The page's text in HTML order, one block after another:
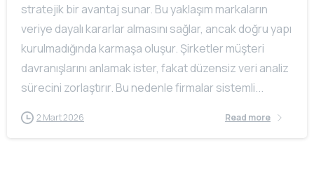
stratejik bir avantaj sunar. Bu yaklaşım markaların
veriye dayalı kararlar almasını sağlar, ancak doğru yapı
kurulmadığında karmaşa oluşur. Şirketler müşteri
davranışlarını anlamak ister, fakat düzensiz veri analiz
sürecini zorlaştırır. Bu nedenle firmalar sistemli...
2 Mart 2026 Read more